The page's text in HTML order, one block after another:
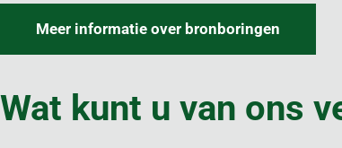
Meer informatie over bronboringen
Wat kunt u van ons